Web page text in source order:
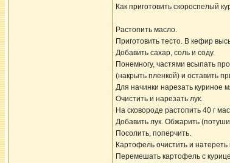
Как приготовить скороспелый
Растопить масло.
Приготовить тесто. В кефир
Добавить сахар, соль и соду.
Понемногу, частями всыпать
(накрыть пленкой) и оставить
Для начинки нарезать куриное
Очистить и нарезать лук.
На сковороде растопить 40 г
Добавить лук. Обжарить
Посолить, поперчить.
Картофель очистить и натереть
Перемешать картофель с